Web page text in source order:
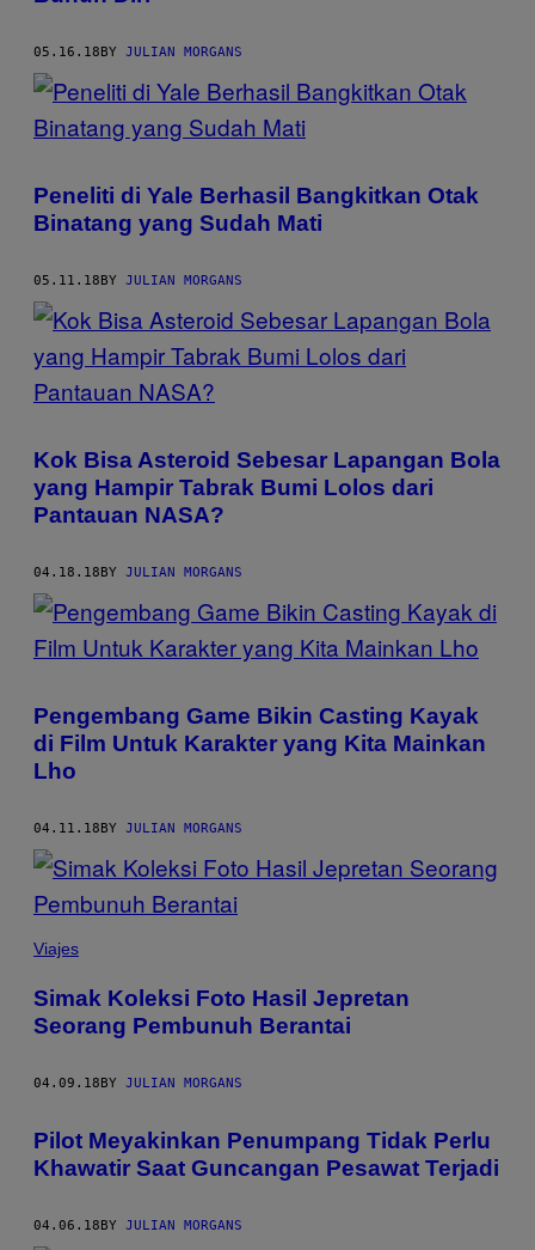
05.16.18BY JULIAN MORGANS
Peneliti di Yale Berhasil Bangkitkan Otak
Binatang yang Sudah Mati
05.11.18BY JULIAN MORGANS
Kok Bisa Asteroid Sebesar Lapangan Bola
yang Hampir Tabrak Bumi Lolos dari
Pantauan NASA?
04.18.18BY JULIAN MORGANS
Pengembang Game Bikin Casting Kayak
di Film Untuk Karakter yang Kita Mainkan
Lho
04.11.18BY JULIAN MORGANS
Viajes
Simak Koleksi Foto Hasil Jepretan
Seorang Pembunuh Berantai
04.09.18BY JULIAN MORGANS
Pilot Meyakinkan Penumpang Tidak Perlu
Khawatir Saat Guncangan Pesawat Terjadi
04.06.18BY JULIAN MORGANS